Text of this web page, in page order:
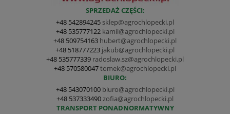
SPRZEDAŻ CZĘŚCI:
+48 542894245 sklep@agrochlopecki.pl
+48 535777122 kamil@agrochlopecki.pl
+48 509754163 hubert@agrochlopecki.pl
+48 518777223 jakub@agrochlopecki.pl
+48 535777339 radoslaw.sz@agrochlopecki.pl
+48 570580047tomek@agrochlopecki.pl
BIURO:
+48 543070100 biuro@agrochlopecki.pl
+48 537333490 zofia@agrochlopecki.pl
TRANSPORT PONADNORMATYWNY